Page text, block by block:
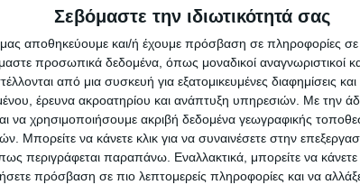
Σεβόμαστε την ιδιωτικότητά σας
μας αποθηκεύουμε και/ή έχουμε πρόσβαση σε πληροφορίες
προσωπικά δεδομένα, όπως μοναδικοί αναγνωριστικοί
από μια συσκευή για εξατομικευμένες διαφημίσεις
έρευνα ακροατηρίου και ανάπτυξη υπηρεσιών. Με την
να χρησιμοποιήσουμε ακριβή δεδομένα γεωγραφικής
να κάνετε κλικ για να συναινέσετε στην
περιγράφεται παραπάνω. Εναλλακτικά, μπορείτε να κάνετε
πρόσβαση σε πιο λεπτομερείς πληροφορίες και να
Κούσης»